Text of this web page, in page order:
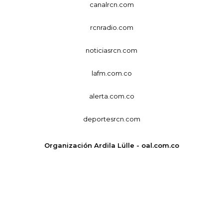
canalrcn.com
rcnradio.com
noticiasrcn.com
lafm.com.co
alerta.com.co
deportesrcn.com
Organización Ardila Lülle - oal.com.co